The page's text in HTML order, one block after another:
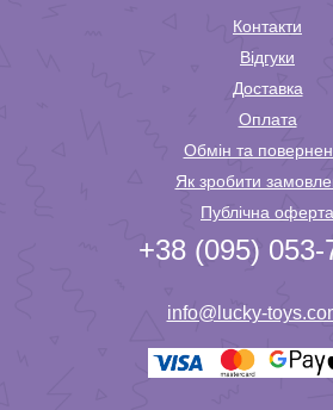
Контакти
Відгуки
Доставка
Оплата
Обмін та
Як зробити
Публічна оферта
+38 (095) 053-
info@lucky-